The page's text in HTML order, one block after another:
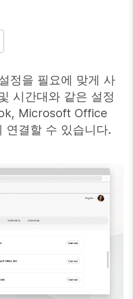
정을 필요에 맞게 사
시간대와 같은 설정
Microsoft Office
결할 수 있습니다.